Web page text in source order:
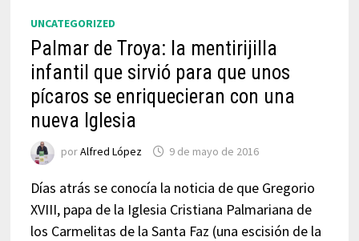
UNCATEGORIZED
Palmar de Troya: la mentirijilla
infantil que sirvió para que unos
pícaros se enriquecieran con una
nueva Iglesia
porAlfred López 9 de mayo de 2016
Días atrás se conocía la noticia de que Gregorio
XVIII, papa de la Iglesia Cristiana Palmariana de
los Carmelitas de la Santa Faz (una escisión de la